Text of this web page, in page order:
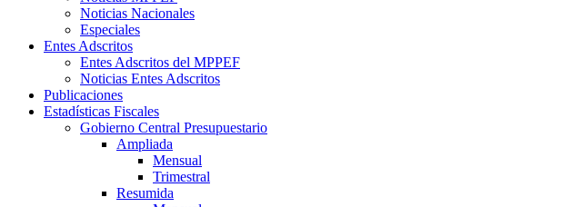
Noticias Nacionales
Especiales
Entes Adscritos
Entes Adscritos del MPPEF
Noticias Entes Adscritos
Publicaciones
Estadísticas Fiscales
Gobierno Central Presupuestario
Ampliada
Mensual
Trimestral
Resumida